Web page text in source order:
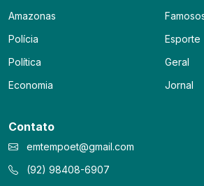
Amazonas
Polícia
Política
Economia
Esporte
Geral
Jornal
Contato
emtempoet@gmail.com
(92) 98408-6907